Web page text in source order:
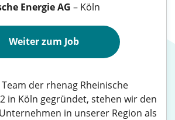
Energie AG – Köln
Weiter zum Job
der rhenag Rheinische
in Köln gegründet, stehen wir den
in unserer Region als